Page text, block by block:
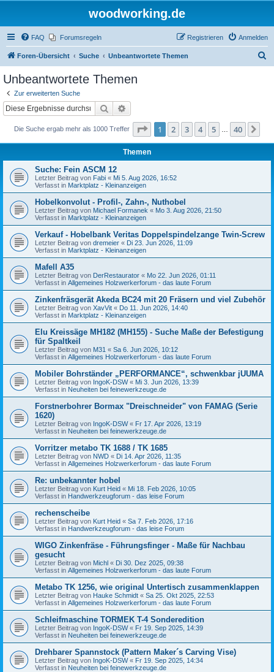
woodworking.de
FAQ Forumsregeln Anmelden
Registrieren
Foren-Übersicht Suche Unbeantwortete Themen
Unbeantwortete Themen
Zur erweiterten Suche
Suche
Die Suche ergab mehr als 1000 Treffer Seite 1von 40
1 2 3 4 5 40
Themen
Suche: Fein ASCM 12
Letzter Beitrag von Fabi « Mi 5. Aug 2026, 16:52
Verfasst in Marktplatz - Kleinanzeigen
Hobelkonvolut - Profil-, Zahn-, Nuthobel
Letzter Beitrag von Michael Formanek « Mo 3. Aug 2026, 21:50
Verfasst in Marktplatz - Kleinanzeigen
Verkauf - Hobelbank Veritas Doppelspindelzange Twin-Screw
Letzter Beitrag von dremeier « Di 23. Jun 2026, 11:09
Verfasst in Marktplatz - Kleinanzeigen
Mafell A35
Letzter Beitrag von DerRestaurator « Mo 22. Jun 2026, 01:11
Verfasst in Allgemeines Holzwerkerforum - das laute Forum
Zinkenfräsgerät Akeda BC24 mit 20 Fräsern und viel Zubehör
Letzter Beitrag von XavVit « Do 11. Jun 2026, 14:40
Verfasst in Marktplatz - Kleinanzeigen
Elu Kreissäge MH182 (MH155) - Suche Maße der Befestigung
für Spaltkeil
Letzter Beitrag von M31 « Sa 6. Jun 2026, 10:12
Verfasst in Allgemeines Holzwerkerforum - das laute Forum
Mobiler Bohrständer „PERFORMANCE“, schwenkbar jUUMA
Letzter Beitrag von IngoK-DSW« Mi 3. Jun 2026, 13:39
Verfasst in Neuheiten bei feinewerkzeuge.de
Forstnerbohrer Bormax "Dreischneider" von FAMAG (Serie
1620)
Letzter Beitrag von IngoK-DSW« Fr 17. Apr 2026, 13:19
Verfasst in Neuheiten bei feinewerkzeuge.de
Vorritzer metabo TK 1688 / TK 1685
Letzter Beitrag von NWD « Di 14. Apr 2026, 11:35
Verfasst in Allgemeines Holzwerkerforum - das laute Forum
Re: unbekannter hobel
Letzter Beitrag von Kurt Heid « Mi 18. Feb 2026, 10:05
Verfasst in Handwerkzeugforum - das leise Forum
rechenscheibe
Letzter Beitrag von Kurt Heid « Sa 7. Feb 2026, 17:16
Verfasst in Handwerkzeugforum - das leise Forum
WIGO Zinkenfräse - Führungsfinger - Maße für Nachbau
gesucht
Letzter Beitrag von Michl « Di 30. Dez 2025, 09:38
Verfasst in Allgemeines Holzwerkerforum - das laute Forum
Metabo TK 1256, wie original Untertisch zusammenklappen
Letzter Beitrag von Hauke Schmidt « Sa 25. Okt 2025, 22:53
Verfasst in Allgemeines Holzwerkerforum - das laute Forum
Schleifmaschine TORMEK T-4 Sonderedition
Letzter Beitrag von IngoK-DSW« Fr 19. Sep 2025, 14:39
Verfasst in Neuheiten bei feinewerkzeuge.de
Drehbarer Spannstock (Pattern Maker´s Carving Vise)
Letzter Beitrag von IngoK-DSW« Fr 19. Sep 2025, 14:34
Verfasst in Neuheiten bei feinewerkzeuge.de